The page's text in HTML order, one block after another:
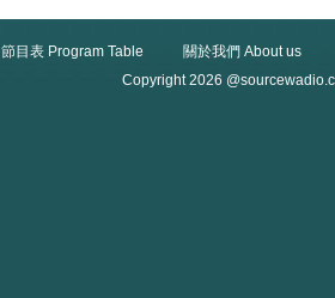
節目表 Program Table
關於我們 About us
Copyright 2026